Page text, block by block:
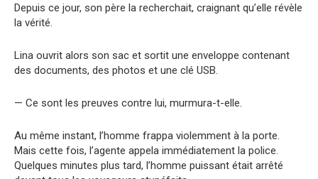
Depuis ce jour, son père la recherchait, craignant qu’elle révèle
la vérité.
Lina ouvrit alors son sac et sortit une enveloppe contenant
des documents, des photos et une clé USB.
— Ce sont les preuves contre lui, murmura-t-elle.
Au même instant, l’homme frappa violemment à la porte.
Mais cette fois, l’agente appela immédiatement la police.
Quelques minutes plus tard, l’homme puissant était arrêté